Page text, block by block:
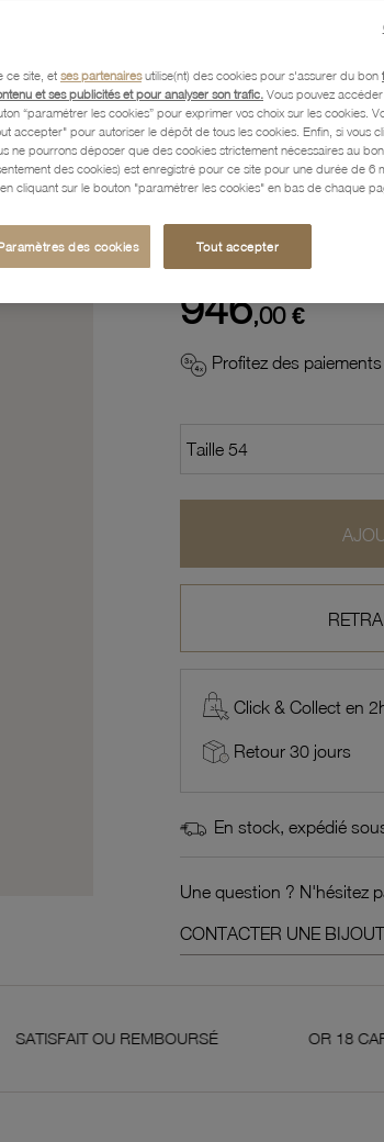
Caractéristiques détaillées
Paiement, Livraison,
946,00 €
Profitez des
Click & Collect en
Retour 30 jours
En stock, expédié
Une question ? N'hésitez
CONTACTER UNE
REMBOURSÉ OR 18 CARATS 750
ce site, et ses partenairesutilise(nt) des cookies pour s'assurer du bon
et ses publicités et pour analyser son trafic. Vous pouvez
“paramétrer les cookies” pour exprimer vos choix sur les cookies.
accepter" pour autoriser le dépôt de tous les cookies. Enfin, si vous
ne pourrons déposer que des cookies strictement nécessaires au
des cookies) est enregistré pour ce site pour une durée de 6
cliquant sur le bouton "paramétrer les cookies" en bas de chaque
des cookies Tout accepter